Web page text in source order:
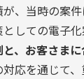
、当時の案
しての電子
、お客さま
応を通じて